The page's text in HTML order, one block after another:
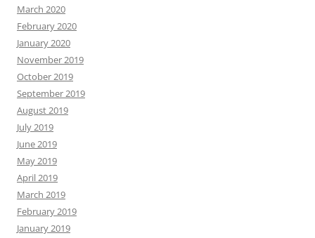
March 2020
February 2020
January 2020
November 2019
October 2019
September 2019
August 2019
July 2019
June 2019
May 2019
April 2019
March 2019
February 2019
January 2019